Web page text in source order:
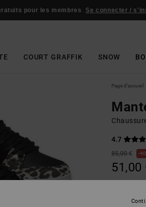
pour les membres Se connecter /
COURT GRAFFIK SNOW
Page d'accueil
4.7
85,00 €
51,00